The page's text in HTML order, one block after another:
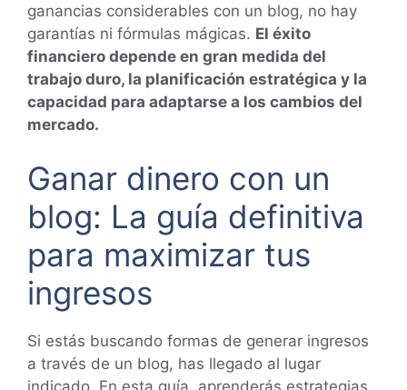
ganancias considerables con un blog, no hay
garantías ni fórmulas mágicas. El éxito
financiero depende en gran medida del
trabajo duro, la planificación estratégica y la
capacidad para adaptarse a los cambios del
mercado.
Ganar dinero con un
blog: La guía definitiva
para maximizar tus
ingresos
Si estás buscando formas de generar ingresos
a través de un blog, has llegado al lugar